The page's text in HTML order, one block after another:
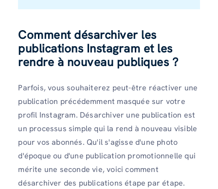
Comment désarchiver les
publications Instagram et les
rendre à nouveau publiques ?
Parfois, vous souhaiterez peut-être réactiver une
publication précédemment masquée sur votre
profil Instagram. Désarchiver une publication est
un processus simple qui la rend à nouveau visible
pour vos abonnés. Qu'il s'agisse d'une photo
d'époque ou d'une publication promotionnelle qui
mérite une seconde vie, voici comment
désarchiver des publications étape par étape.